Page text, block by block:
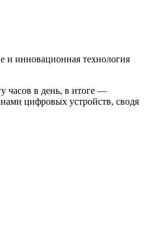
и инновационная технология
часов в день, в итоге —
цифровых устройств, сводя